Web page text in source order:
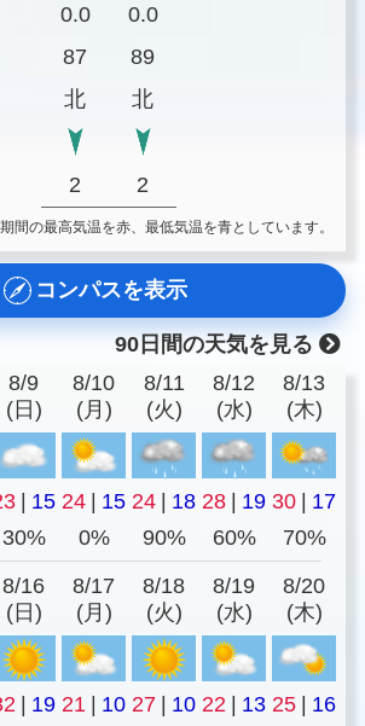
0.0
0.0
87
89
北
北
2 2
間の最高気温を赤、最低気温を青としています。
コンパスを表示
90日間の天気を見る
8/9
(日)
8/10
(月)
8/11
(火)
8/12
(水)
8/13
(木)
| 15 24 | 15 24 | 18 28 | 19 30 | 17
30% 0% 90% 60% 70%
8/16
(日)
8/17
(月)
8/18
(火)
8/19
(水)
8/20
(木)
| 19 21 | 10 27 | 10 22 | 13 25 | 16